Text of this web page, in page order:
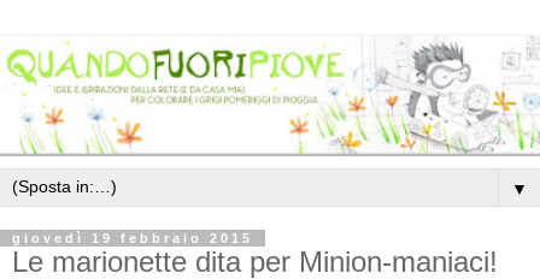
▼
giovedì 19 febbraio 2015
Le marionette dita per Minion-maniaci!